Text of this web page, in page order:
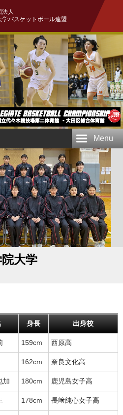
法人
学バスケットボール連盟
Menu
大学
身長 出身校
159cm 西原高
162cm 奈良文化高
加 180cm 鹿児島女子高
178cm 長﨑純心女子高